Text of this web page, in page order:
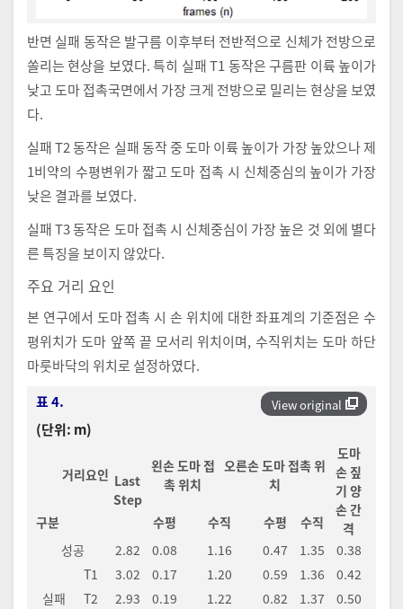
반면 실패 동작은 발구름 이후부터 전반적으로 신체가 전방으로
쏠리는 현상을 보였다. 특히 실패 T1 동작은 구름판 이륙 높이가
낮고 도마 접촉국면에서 가장 크게 전방으로 밀리는 현상을 보였
다.
실패 T2 동작은 실패 동작 중 도마 이륙 높이가 가장 높았으나 제
1비약의 수평변위가 짧고 도마 접촉 시 신체중심의 높이가 가장
낮은 결과를 보였다.
실패 T3 동작은 도마 접촉 시 신체중심이 가장 높은 것 외에 별다
른 특징을 보이지 않았다.
주요 거리 요인
본 연구에서 도마 접촉 시 손 위치에 대한 좌표계의 기준점은 수
평위치가 도마 앞쪽 끝 모서리 위치이며, 수직위치는 도마 하단
마룻바닥의 위치로 설정하였다.
View original
표 4.
(단위: m)
거리요인 Last
Step
왼손 도마 접
촉 위치
오른손 도마 접촉 위
치
도마
손 짚
기 양
손 간
격
구분 수평 수직 수평
수직
성공
2.82 0.08 1.16 0.47 1.35 0.38
실패
T1 3.02 0.17 1.20 0.59 1.36
0.42
T2
2.93 0.19 1.22 0.82 1.37
0.50